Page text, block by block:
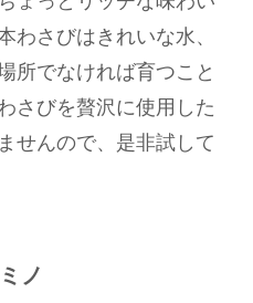
わさびはきれいな水、
所でなければ育つこと
さびを贅沢に使用した
せんので、是非試して
ノ